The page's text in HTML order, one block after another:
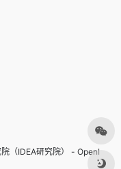
（IDEA研究院） - OpenI